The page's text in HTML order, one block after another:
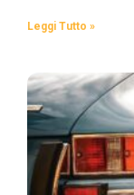
Leggi Tutto »